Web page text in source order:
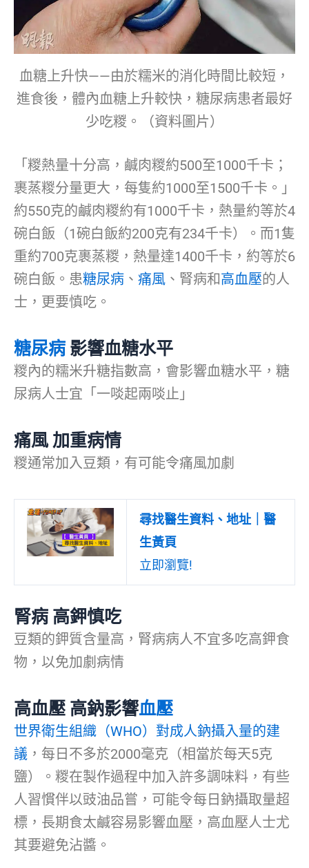
血糖上升快——由於糯米的消化時間比較短，
進食後，體內血糖上升較快，糖尿病患者最好
少吃糉。（資料圖片）
「糉熱量十分高，鹹肉糉約500至1000千卡；
裹蒸糉分量更大，每隻約1000至1500千卡。」
約550克的鹹肉糉約有1000千卡，熱量約等於4
碗白飯（1碗白飯約200克有234千卡）。而1隻
重約700克裹蒸糉，熱量達1400千卡，約等於6
碗白飯。患糖尿病 、 痛風 、腎病和高血壓的人
士，更要慎吃。
糖尿病 影響血糖水平
糉內的糯米升糖指數高，會影響血糖水平，糖
尿病人士宜「一啖起兩啖止」
痛風 加重病情
糉通常加入豆類，有可能令痛風加劇
尋找醫生資料、地址｜醫
生黃頁
立即瀏覽!
腎病 高鉀慎吃
豆類的鉀質含量高，腎病病人不宜多吃高鉀食
物，以免加劇病情
高血壓 高鈉影響血壓
世界衛生組織（WHO）對成人鈉攝入量的建
議 ，每日不多於2000毫克（相當於每天5克
鹽）。糉在製作過程中加入許多調味料，有些
人習慣伴以豉油品嘗，可能令每日鈉攝取量超
標，長期食太鹹容易影響血壓，高血壓人士尤
其要避免沾醬。